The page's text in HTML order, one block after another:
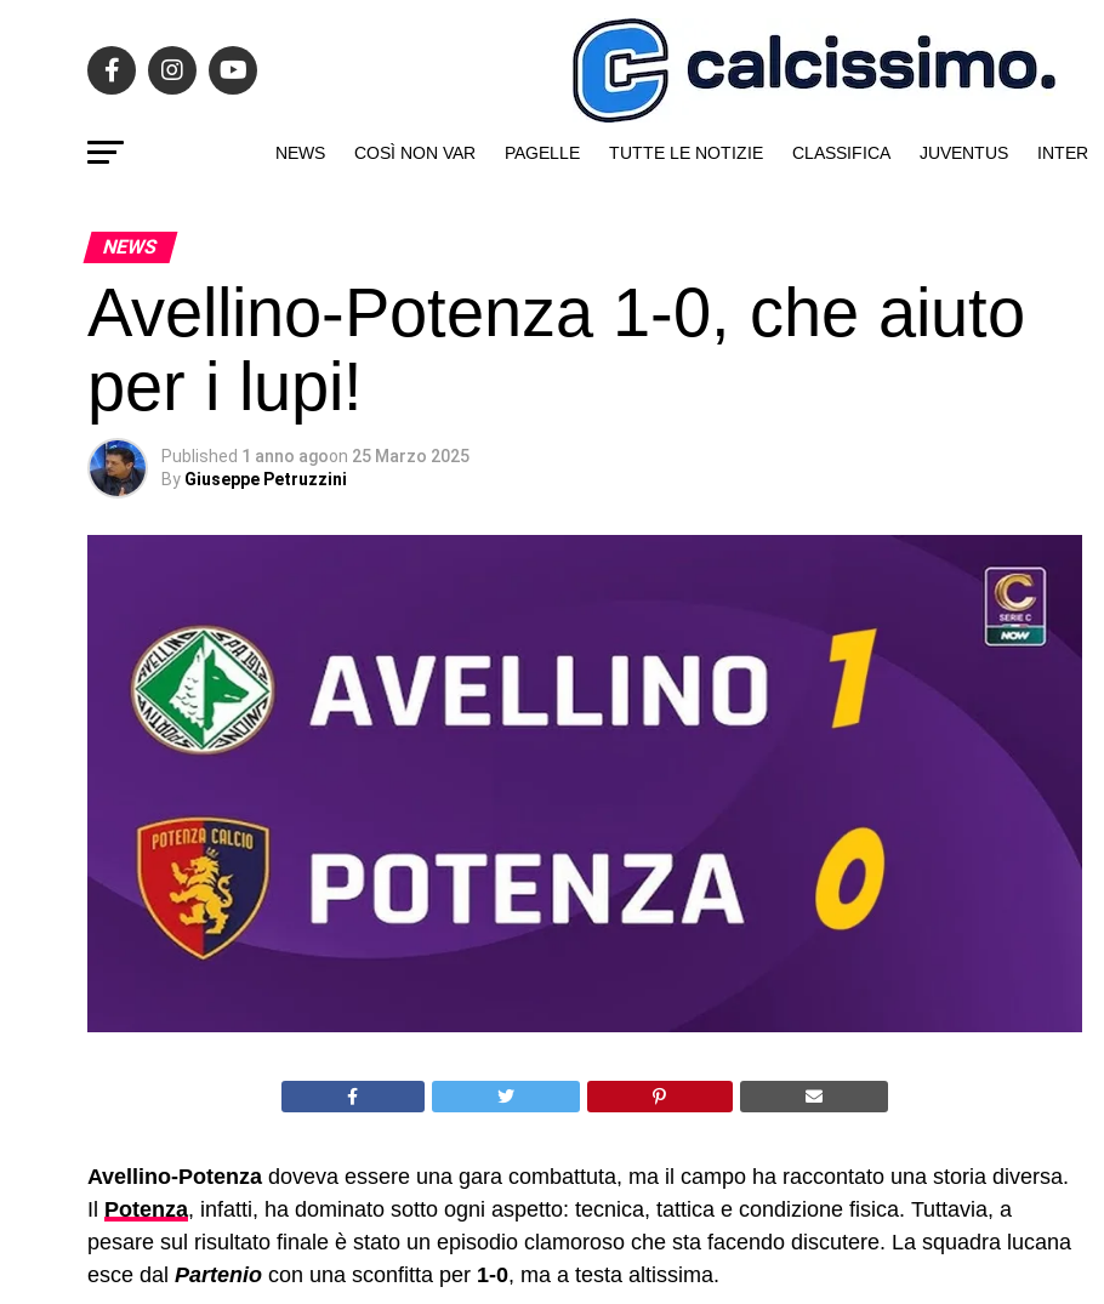
NEWS COSÌ NON VAR PAGELLE TUTTE LE NOTIZIE CLASSIFICA JUVENTUS INTER
NEWS
Avellino-Potenza 1-0, che aiuto
per i lupi!
Published 1 anno agoon 25 Marzo 2025
By Giuseppe Petruzzini
Avellino-Potenza doveva essere una gara combattuta, ma il campo ha raccontato una storia diversa.
Il Potenza, infatti, ha dominato sotto ogni aspetto: tecnica, tattica e condizione fisica. Tuttavia, a
pesare sul risultato finale è stato un episodio clamoroso che sta facendo discutere. La squadra lucana
esce dal Partenio con una sconfitta per 1-0, ma a testa altissima.